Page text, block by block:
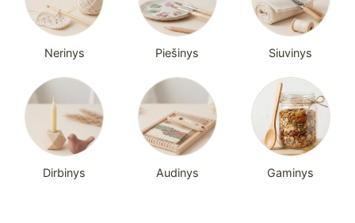
Nerinys Piešinys Siuvinys
Dirbinys Audinys Gaminys